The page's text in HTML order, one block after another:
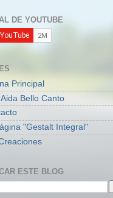
DE YOUTUBE
Principal
Bello Canto
"Gestalt Integral"
ESTE BLOG